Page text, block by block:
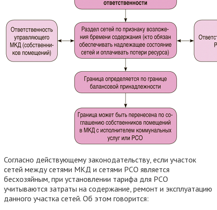
Согласно действующему законодательству, если участок
сетей между сетями МКД и сетями РСО является
бесхозяйным, при установлении тарифа для РСО
учитываются затраты на содержание, ремонт и эксплуатацию
данного участка сетей. Об этом говорится: